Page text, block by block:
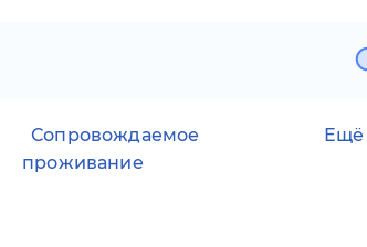
Сопровождаемое
проживание
Ещё